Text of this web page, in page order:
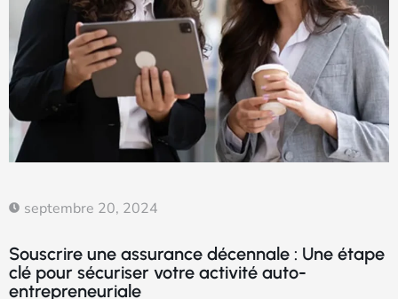
septembre 20, 2024
Souscrire une assurance décennale : Une étape
clé pour sécuriser votre activité auto-
entrepreneuriale